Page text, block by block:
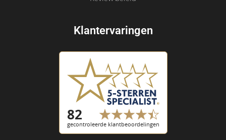
Klantervaringen